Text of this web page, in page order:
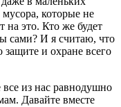
которые не
это. Кто же будет
сами? И я считаю, что
и охране всего
из нас равнодушно
Давайте вместе